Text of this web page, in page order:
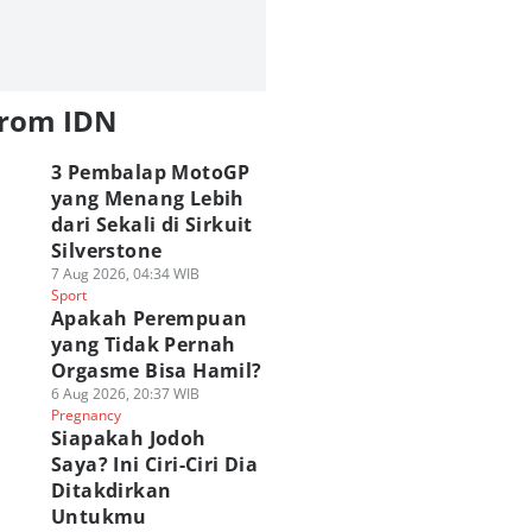
IDN
3 Pembalap MotoGP
yang Menang Lebih
dari Sekali di Sirkuit
Silverstone
7 Aug 2026, 04:34 WIB
Sport
Apakah Perempuan
yang Tidak Pernah
Orgasme Bisa Hamil?
6 Aug 2026, 20:37 WIB
Pregnancy
Siapakah Jodoh
Saya? Ini Ciri-Ciri Dia
Ditakdirkan
Untukmu